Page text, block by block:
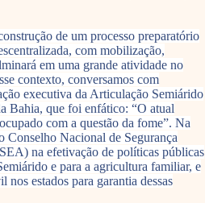
de um processo preparatório
com mobilização,
em uma grande atividade no
contexto, conversamos com
executiva da Articulação Semiárido
Bahia, que foi enfático: “O atual
com a questão da fome”. Na
Conselho Nacional de Segurança
na efetivação de políticas públicas
e para a agricultura familiar, e
estados para garantia dessas